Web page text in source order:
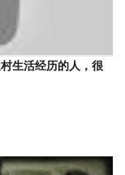
生活经历的人，很